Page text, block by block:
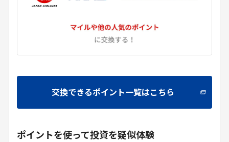
交換できるポイント一覧はこちら
ポイントを使って投資を疑似体験